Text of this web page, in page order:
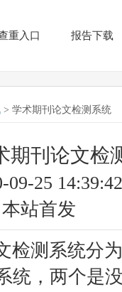
重入口 报告下载
> 学术期刊论文检测系统
期刊论文检
25 14:39:42
站首发
测系统分为
统，两个是